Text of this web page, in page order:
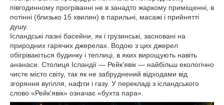
півгодинному прогріванні не в занадто жаркому приміщенні, в
потінні (близько 15 хвилин) в парильні, масажі і прийнятті
душу.
Ісландські лазні басейни, як і грузинські, засновані на
природних гарячих джерелах. Водою з цих джерел
обігріваються будинку і теплиці, в яких вирощують навіть
ананаси. Столиця Ісландії — Рейк'явік — найбільш екологічно
чисте місто світу, так як не забруднений відходами від
згоряння вугілля, нафти і газу. У перекладі з ісландського
слово «Рейк'явік» означає «бухта пара».